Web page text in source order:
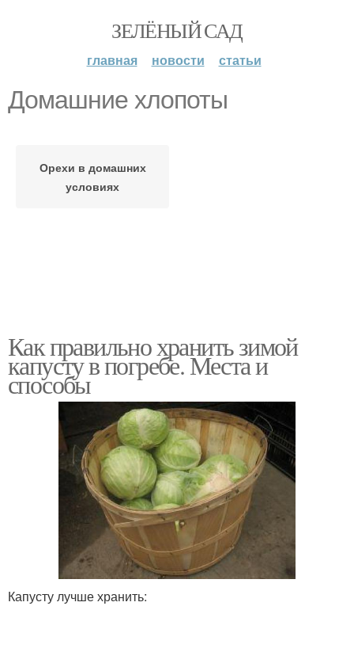
ЗЕЛЁНЫЙ САД
главная новости статьи
Домашние хлопоты
Орехи в домашних
условиях
Как правильно хранить зимой
капусту в погребе. Места и
способы
Капусту лучше хранить: